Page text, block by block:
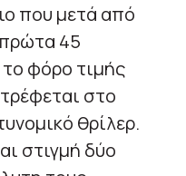
που μετά από
45
φόρο τιμής
στο
θρίλερ.
στιγμή δύο